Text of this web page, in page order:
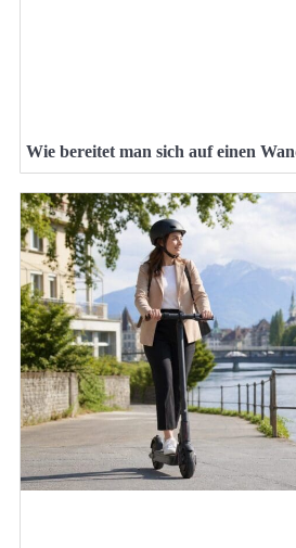
Wie bereitet man sich auf einen